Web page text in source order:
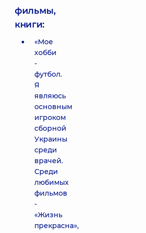
фильмы,
книги:
«Мое
хобби
-
футбол.
Я
являюсь
основным
игроком
сборной
Украины
среди
врачей.
Среди
любимых
фильмов
-
«Жизнь
прекрасна»,